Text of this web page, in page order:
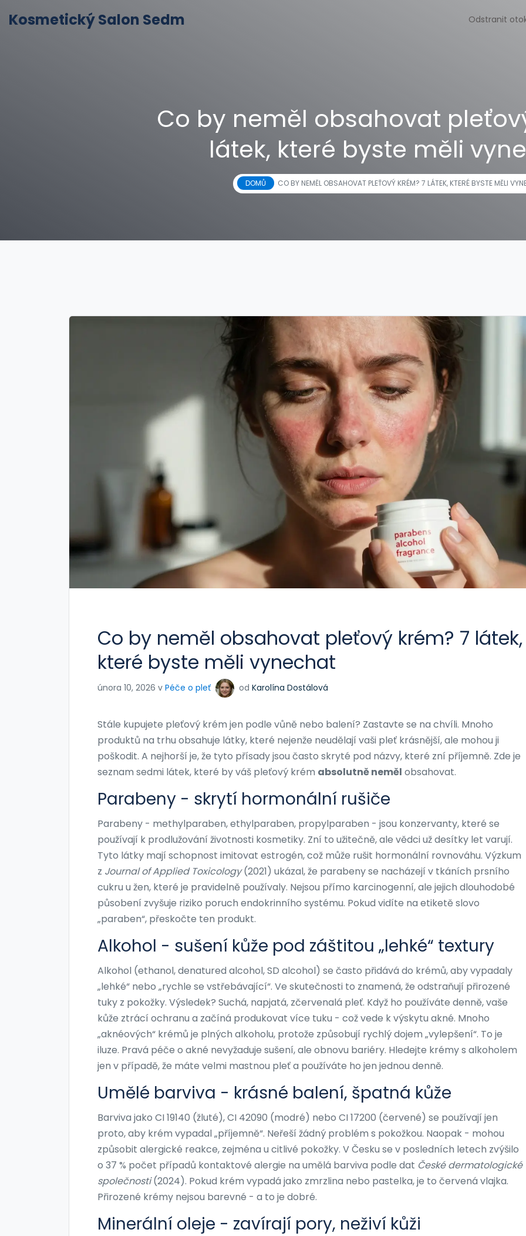
Kosmetický Salon Sedm Odstranit
Co by neměl obsahovat
látek, které byste měli
DOMŮ CO BY NEMĚL OBSAHOVAT PLEŤOVÝ KRÉM? 7 LÁTEK, KTERÉ BYSTE MĚLI
Co by neměl obsahovat pleťový krém? 7 látek,
které byste měli vynechat
února 10, 2026 v Péče o pleť od Karolína Dostálová
Stále kupujete pleťový krém jen podle vůně nebo balení? Zastavte se na chvíli. Mnoho
produktů na trhu obsahuje látky, které nejenže neudělají vaši pleť krásnější, ale mohou ji
poškodit. A nejhorší je, že tyto přísady jsou často skryté pod názvy, které zní příjemně. Zde je
seznam sedmi látek, které by váš pleťový krém absolutně neměl obsahovat.
Parabeny - skrytí hormonální rušiče
Parabeny - methylparaben, ethylparaben, propylparaben - jsou konzervanty, které se
používají k prodlužování životnosti kosmetiky. Zní to užitečně, ale vědci už desítky let varují.
Tyto látky mají schopnost imitovat estrogén, což může rušit hormonální rovnováhu. Výzkum
z Journal of Applied Toxicology(2021) ukázal, že parabeny se nacházejí v tkáních prsního
cukru u žen, které je pravidelně používaly. Nejsou přímo karcinogenní, ale jejich dlouhodobé
působení zvyšuje riziko poruch endokrinního systému. Pokud vidíte na etiketě slovo
„paraben“, přeskočte ten produkt.
Alkohol - sušení kůže pod záštitou „lehké“ textury
Alkohol (ethanol, denatured alcohol, SD alcohol) se často přidává do krémů, aby vypadaly
„lehké“ nebo „rychle se vstřebávající“. Ve skutečnosti to znamená, že odstraňují přirozené
tuky z pokožky. Výsledek? Suchá, napjatá, zčervenalá pleť. Když ho používáte denně, vaše
kůže ztrácí ochranu a začíná produkovat více tuku - což vede k výskytu akné. Mnoho
„aknéových“ krémů je plných alkoholu, protože způsobují rychlý dojem „vylepšení“. To je
iluze. Pravá péče o akné nevyžaduje sušení, ale obnovu bariéry. Hledejte krémy s alkoholem
jen v případě, že máte velmi mastnou pleť a používáte ho jen jednou denně.
Umělé barviva - krásné balení, špatná kůže
Barviva jako CI 19140 (žluté), CI 42090 (modré) nebo CI 17200 (červené) se používají jen
proto, aby krém vypadal „příjemně“. Neřeší žádný problém s pokožkou. Naopak - mohou
způsobit alergické reakce, zejména u citlivé pokožky. V Česku se v posledních letech zvýšilo
o 37 % počet případů kontaktové alergie na umělá barviva podle dat České dermatologické
společnosti(2024). Pokud krém vypadá jako zmrzlina nebo pastelka, je to červená vlajka.
Přirozené krémy nejsou barevné - a to je dobré.
Minerální oleje - zavírají pory, neživí kůži